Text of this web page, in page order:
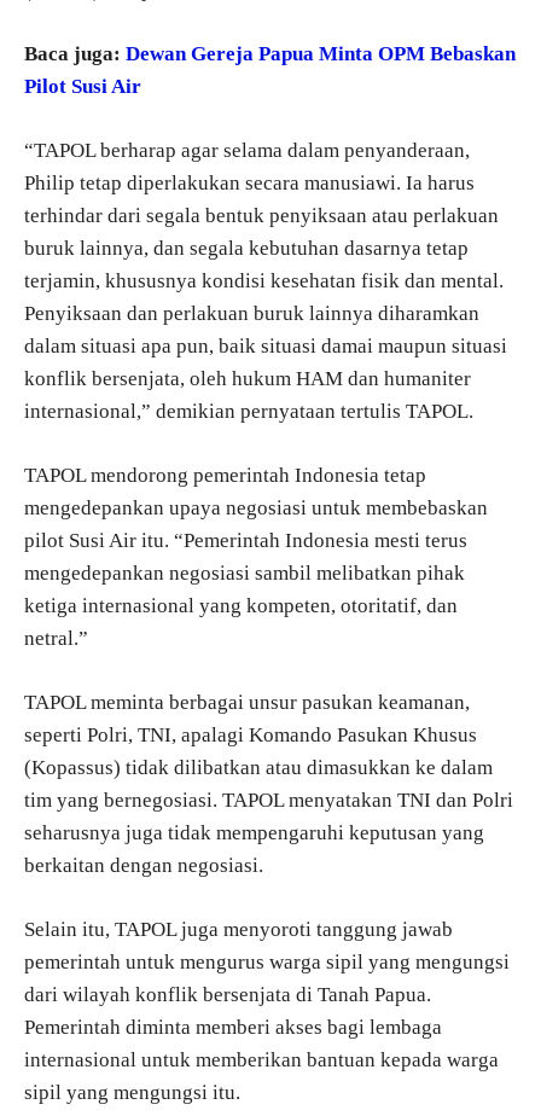
Baca juga: Dewan Gereja Papua Minta OPM Bebaskan
Pilot Susi Air
“TAPOL berharap agar selama dalam penyanderaan,
Philip tetap diperlakukan secara manusiawi. Ia harus
terhindar dari segala bentuk penyiksaan atau perlakuan
buruk lainnya, dan segala kebutuhan dasarnya tetap
terjamin, khususnya kondisi kesehatan fisik dan mental.
Penyiksaan dan perlakuan buruk lainnya diharamkan
dalam situasi apa pun, baik situasi damai maupun situasi
konflik bersenjata, oleh hukum HAM dan humaniter
internasional,” demikian pernyataan tertulis TAPOL.
TAPOL mendorong pemerintah Indonesia tetap
mengedepankan upaya negosiasi untuk membebaskan
pilot Susi Air itu. “Pemerintah Indonesia mesti terus
mengedepankan negosiasi sambil melibatkan pihak
ketiga internasional yang kompeten, otoritatif, dan
netral.”
TAPOL meminta berbagai unsur pasukan keamanan,
seperti Polri, TNI, apalagi Komando Pasukan Khusus
(Kopassus) tidak dilibatkan atau dimasukkan ke dalam
tim yang bernegosiasi. TAPOL menyatakan TNI dan Polri
seharusnya juga tidak mempengaruhi keputusan yang
berkaitan dengan negosiasi.
Selain itu, TAPOL juga menyoroti tanggung jawab
pemerintah untuk mengurus warga sipil yang mengungsi
dari wilayah konflik bersenjata di Tanah Papua.
Pemerintah diminta memberi akses bagi lembaga
internasional untuk memberikan bantuan kepada warga
sipil yang mengungsi itu.